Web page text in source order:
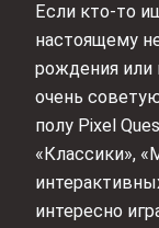
Если кто-то
настоящему
рождения или
очень
полу Pixel
«Классики»,
интересно